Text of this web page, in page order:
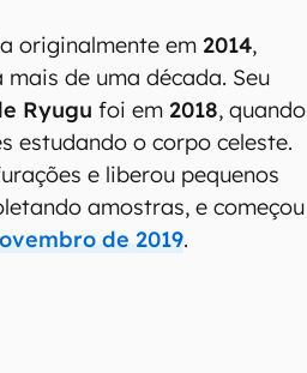
originalmente em 2014,
de uma década. Seu
Ryugu foi em 2018, quando
estudando o corpo celeste.
e liberou pequenos
amostras, e começou
de 2019.